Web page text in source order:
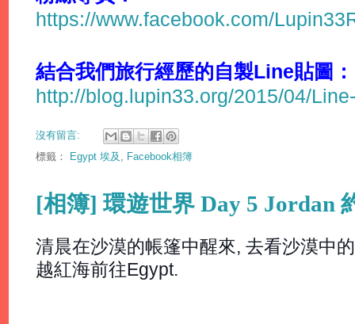
https://www.facebook.com/
結合我們旅行經歷的自製Line貼圖：
http://blog.lupin33.org/2015/04/
沒有留言:
標籤： Egypt 埃及 Facebook相簿
[相簿] 環遊世界 Day 5 Jordan
清晨在沙漠的帳篷中醒來, 去看沙漠中
越紅海前往Egypt.